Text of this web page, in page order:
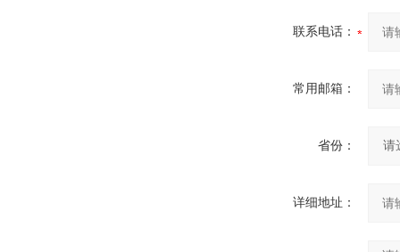
联系电话：
常用邮箱：
省份：
详细地址：